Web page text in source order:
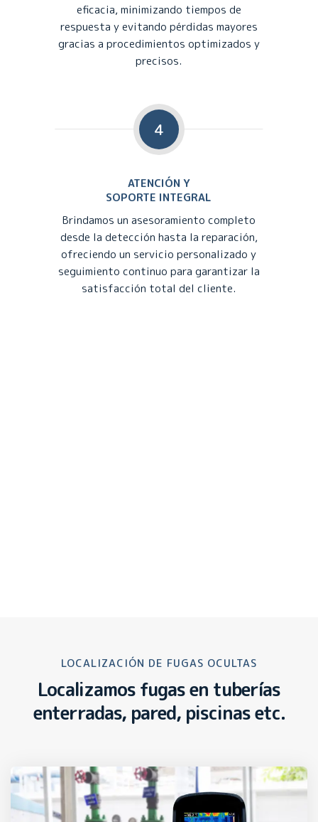
eficacia, minimizando tiempos de
respuesta y evitando pérdidas mayores
gracias a procedimientos optimizados y
precisos.
4
ATENCIÓN Y
SOPORTE INTEGRAL
Brindamos un asesoramiento completo
desde la detección hasta la reparación,
ofreciendo un servicio personalizado y
seguimiento continuo para garantizar la
satisfacción total del cliente.
LOCALIZACIÓN DE FUGAS OCULTAS
Localizamos fugas en tuberías
enterradas, pared, piscinas etc.